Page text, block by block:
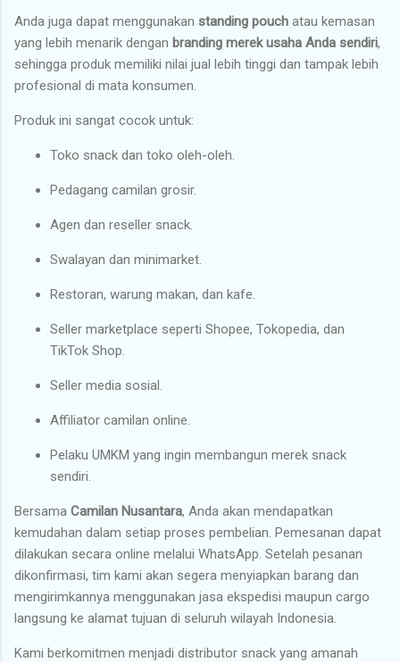
Anda juga dapat menggunakan standing pouch atau kemasan
yang lebih menarik dengan branding merek usaha Anda sendiri,
sehingga produk memiliki nilai jual lebih tinggi dan tampak lebih
profesional di mata konsumen.
Produk ini sangat cocok untuk:
Toko snack dan toko oleh-oleh.
Pedagang camilan grosir.
Agen dan reseller snack.
Swalayan dan minimarket.
Restoran, warung makan, dan kafe.
Seller marketplace seperti Shopee, Tokopedia, dan
TikTok Shop.
Seller media sosial.
Affiliator camilan online.
Pelaku UMKM yang ingin membangun merek snack
sendiri.
Bersama Camilan Nusantara, Anda akan mendapatkan
kemudahan dalam setiap proses pembelian. Pemesanan dapat
dilakukan secara online melalui WhatsApp. Setelah pesanan
dikonfirmasi, tim kami akan segera menyiapkan barang dan
mengirimkannya menggunakan jasa ekspedisi maupun cargo
langsung ke alamat tujuan di seluruh wilayah Indonesia.
Kami berkomitmen menjadi distributor snack yang amanah